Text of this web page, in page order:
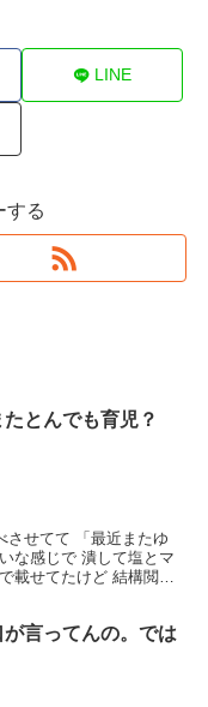
LINE
する
とんでも育児？
させてて 「最近またゆ
な感じで 潰して塩とマ
載せてたけど 結構閲覧
が言ってんの。では